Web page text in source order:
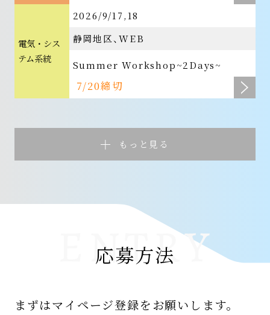
電気・シス
テム系統
2026/9/17,18
静岡地区 WEB
Summer Workshop~2Days~
7/20締切
もっと見る
応募方法
まずはマイページ登録をお願いします。